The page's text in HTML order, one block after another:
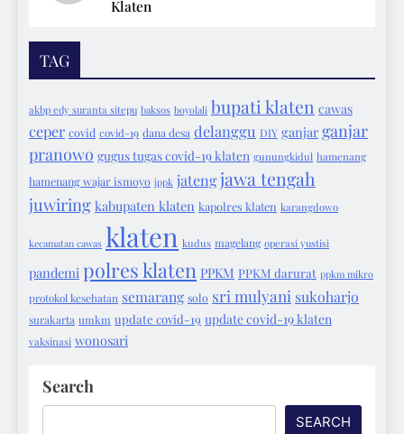
Klaten
TAG
akbp edy suranta sitepu baksos boyolali bupati klaten cawas
ceper covid covid-19 dana desa delanggu DIY ganjar ganjar
pranowo gugus tugas covid-19 klaten gunungkidul hamenang
hamenang wajar ismoyo ippk jatengjawa tengah
juwiring kabupaten klaten kapolres klaten karangdowo
kecamatan cawas klaten kudus magelang operasi yustisi
pandemi polres klaten PPKM PPKM darurat ppkm mikro
protokol kesehatan semarang solo sri mulyani sukoharjo
surakarta umkm update covid-19 update covid-19 klaten
vaksinasi wonosari
Search
SEARCH